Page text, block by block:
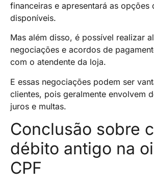
financeiras e apresentará as opções
disponíveis.
Mas além disso, é possível realizar
negociações e acordos de
com o atendente da loja.
E essas negociações podem ser
clientes, pois geralmente envolvem
juros e multas.
Conclusão sobre
débito antigo na
CPF